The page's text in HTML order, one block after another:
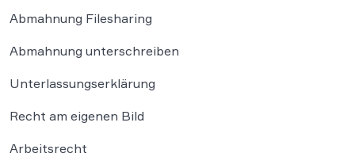
Abmahnung Filesharing
Abmahnung unterschreiben
Unterlassungserklärung
Recht am eigenen Bild
Arbeitsrecht